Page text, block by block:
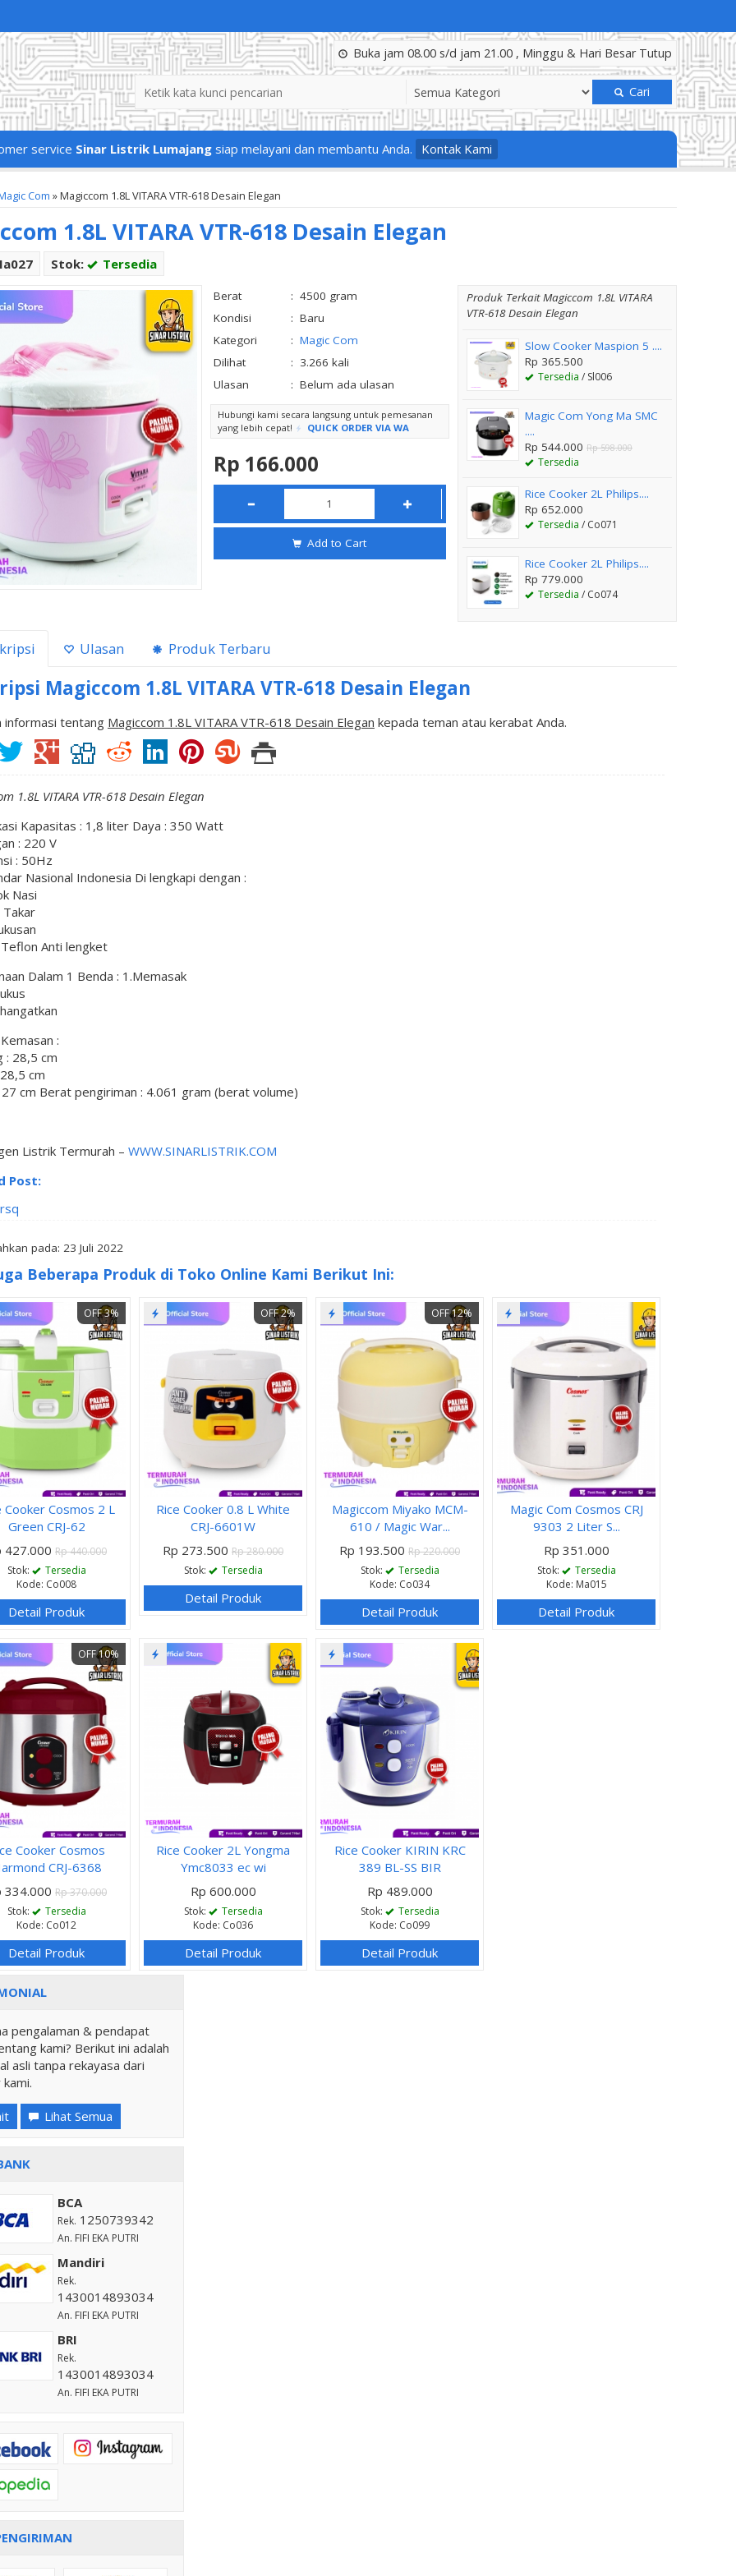
Buka jam 08.00 s/d jam 21.00 , Minggu & Hari Besar Tutup
Cari
service Sinar Listrik Lumajang siap melayani dan membantu Anda. Kontak Kami
Com »Magiccom 1.8L VITARA VTR-618 Desain Elegan
1.8L VITARA VTR-618 Desain Elegan
Stok: Tersedia
Berat : 4500 gram
Kondisi
: Baru
Kategori
: Magic Com
Dilihat
: 3.266 kali
Ulasan
: Belum ada ulasan
Hubungi kami secara langsung untuk pemesanan
yang lebih cepat!
QUICK ORDER VIA WA
Rp 166.000
Add to Cart
Produk Terkait Magiccom 1.8L VITARA
VTR-618 Desain Elegan
Slow Cooker Maspion 5 ....
Rp 365.500
Tersedia / Sl006
Magic Com Yong Ma SMC
....
Rp 544.000 Rp 598.000
Tersedia
Rice Cooker 2L Philips....
Rp 652.000
Tersedia / Co071
Rice Cooker 2L Philips....
Rp 779.000
Tersedia / Co074
Ulasan Produk Terbaru
Magiccom 1.8L VITARA VTR-618 Desain Elegan
informasi tentang Magiccom 1.8L VITARA VTR-618 Desain Elegan kepada teman atau kerabat Anda.
1.8L VITARA VTR-618 Desain Elegan
Kapasitas : 1,8 liter Daya : 350 Watt
: 220 V
: 50Hz
Nasional Indonesia Di lengkapi dengan :
Nasi
Takar
Teflon Anti lengket
Dalam 1 Benda : 1.Memasak
:
: 28,5 cm
cm
27 cm Berat pengiriman : 4.061 gram (berat volume)
Listrik Termurah – WWW.SINARLISTRIK.COM
Post:
pada: 23 Juli 2022
Beberapa Produk di Toko Online Kami Berikut Ini:
OFF 3%
Cooker Cosmos 2 L
Green CRJ-62
427.000 Rp 440.000
Stok:
Tersedia
Kode: Co008
Detail Produk
OFF 2%
Rice Cooker 0.8 L White
CRJ-6601W
Rp 273.500 Rp 280.000
Stok:
Tersedia
Detail Produk
OFF 12%
Magiccom Miyako MCM-
610 / Magic War...
Rp 193.500 Rp 220.000
Stok:
Tersedia
Kode: Co034
Detail Produk
Magic Com Cosmos CRJ
9303 2 Liter S...
Rp 351.000
Stok:
Tersedia
Kode: Ma015
Detail Produk
OFF 10%
Cooker Cosmos
CRJ-6368
334.000 Rp 370.000
Stok:
Tersedia
Kode: Co012
Detail Produk
Rice Cooker 2L Yongma
Ymc8033 ec wi
Rp 600.000
Stok:
Tersedia
Kode: Co036
Detail Produk
Rice Cooker KIRIN KRC
389 BL-SS BIR
Rp 489.000
Stok:
Tersedia
Kode: Co099
Detail Produk
pengalaman & pendapat
kami? Berikut ini adalah
asli tanpa rekayasa dari
Lihat Semua
BCA
Rek. 1250739342
An. FIFI EKA PUTRI
Mandiri
Rek.
1430014893034
An. FIFI EKA PUTRI
BRI
Rek.
1430014893034
An. FIFI EKA PUTRI